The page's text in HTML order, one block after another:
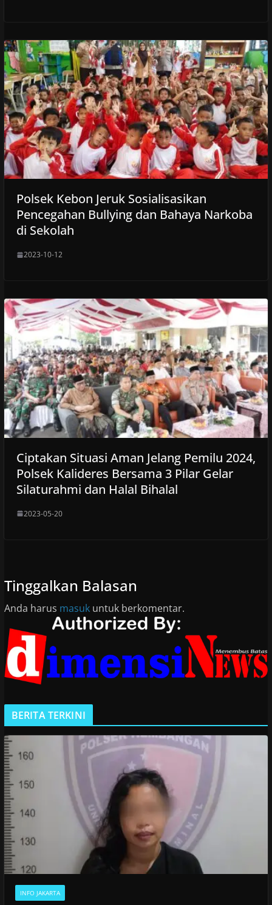
Polsek Kebon Jeruk Sosialisasikan
Pencegahan Bullying dan Bahaya Narkoba
di Sekolah
2023-10-12
Ciptakan Situasi Aman Jelang Pemilu 2024,
Polsek Kalideres Bersama 3 Pilar Gelar
Silaturahmi dan Halal Bihalal
2023-05-20
Tinggalkan Balasan
Anda harus masukuntuk berkomentar.
BERITA TERKINI
INFO JAKARTA